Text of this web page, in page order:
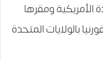
الأمريكية ومقرها
بالولايات المتحدة